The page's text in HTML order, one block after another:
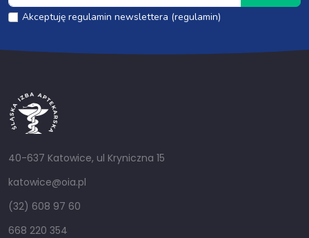
Akceptuję regulamin newslettera (regulamin)
40-637 Katowice, ul Kryniczna 15
katowice@oia.pl
(32) 608 97 60
668 220 354